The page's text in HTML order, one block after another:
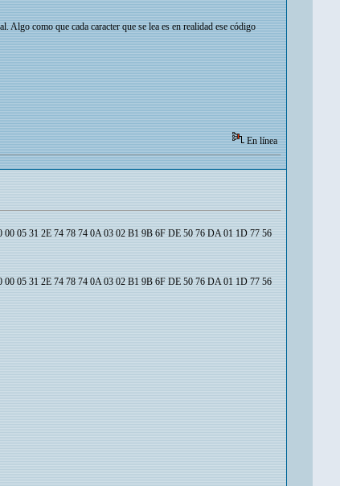
Algo como que cada caracter que se lea es en realidad ese código
En línea
05 31 2E 74 78 74 0A 03 02 B1 9B 6F DE 50 76 DA 01 1D 77 56
05 31 2E 74 78 74 0A 03 02 B1 9B 6F DE 50 76 DA 01 1D 77 56